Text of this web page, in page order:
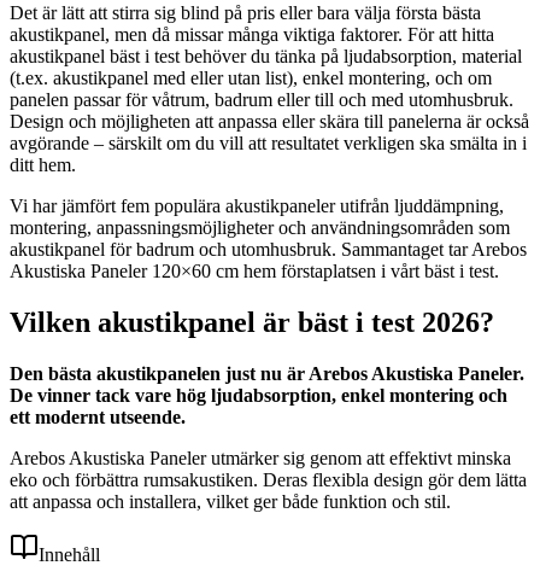
Det är lätt att stirra sig blind på pris eller bara välja första bästa
akustikpanel, men då missar många viktiga faktorer. För att hitta
akustikpanel bäst i test behöver du tänka på ljudabsorption, material
(t.ex. akustikpanel med eller utan list), enkel montering, och om
panelen passar för våtrum, badrum eller till och med utomhusbruk.
Design och möjligheten att anpassa eller skära till panelerna är också
avgörande – särskilt om du vill att resultatet verkligen ska smälta in i
ditt hem.
Vi har jämfört fem populära akustikpaneler utifrån ljuddämpning,
montering, anpassningsmöjligheter och användningsområden som
akustikpanel för badrum och utomhusbruk. Sammantaget tar Arebos
Akustiska Paneler 120×60 cm hem förstaplatsen i vårt bäst i test.
Vilken akustikpanel är bäst i test 2026?
Den bästa akustikpanelen just nu är Arebos Akustiska Paneler.
De vinner tack vare hög ljudabsorption, enkel montering och
ett modernt utseende.
Arebos Akustiska Paneler utmärker sig genom att effektivt minska
eko och förbättra rumsakustiken. Deras flexibla design gör dem lätta
att anpassa och installera, vilket ger både funktion och stil.
Innehåll